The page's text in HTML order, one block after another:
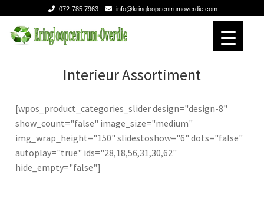
072-785 7963 info@kringloopcentrumoverdie.com
Ga
door
Ga
naar
Over ons
Over ons
Contact
Interieur Assortiment
[wpos_product_categories_slider design="design-8"
show_count="false" image_size="medium"
img_wrap_height="150" slidestoshow="6" dots="false"
autoplay="true" ids="28,18,56,31,30,62"
hide_empty="false"]